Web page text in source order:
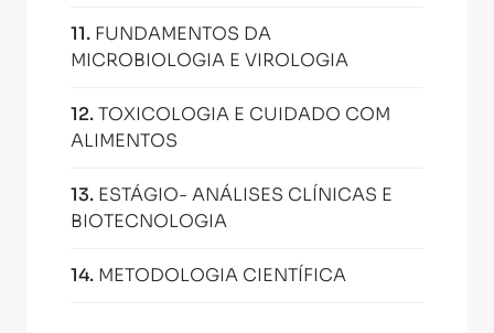
11. FUNDAMENTOS DA
MICROBIOLOGIA E VIROLOGIA
12.TOXICOLOGIA E CUIDADO COM
ALIMENTOS
13. ESTÁGIO- ANÁLISES CLÍNICAS E
BIOTECNOLOGIA
14. METODOLOGIA CIENTÍFICA